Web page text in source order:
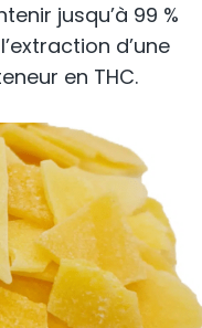
jusqu’à 99 %
d’une
en THC.